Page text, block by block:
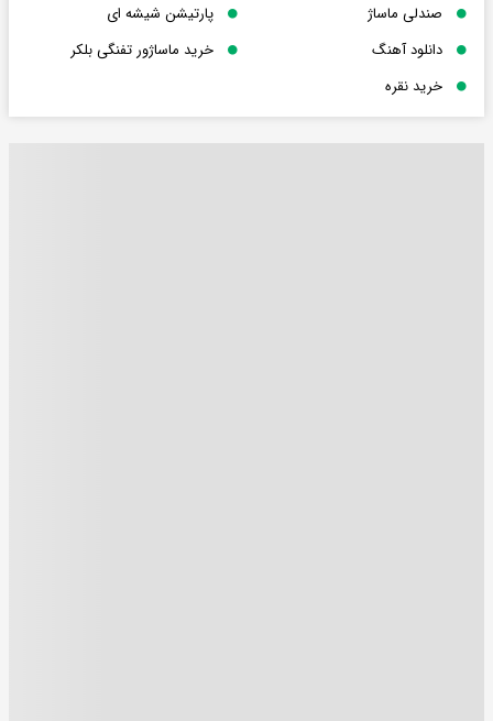
صندلی ماساژ
پارتیشن شیشه ای
دانلود آهنگ
خرید ماساژور تفنگی بلکر
خرید نقره